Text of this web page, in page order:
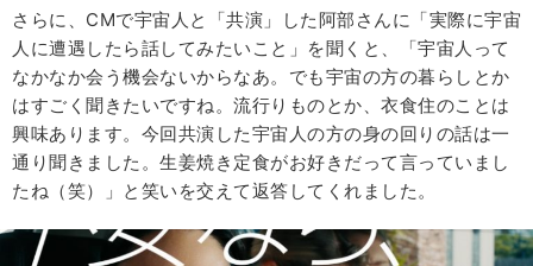
さらに、CMで宇宙人と「共演」した阿部さんに「実際に宇宙
人に遭遇したら話してみたいこと」を聞くと、「宇宙人って
なかなか会う機会ないからなあ。でも宇宙の方の暮らしとか
はすごく聞きたいですね。流行りものとか、衣食住のことは
興味あります。今回共演した宇宙人の方の身の回りの話は一
通り聞きました。生姜焼き定食がお好きだって言っていまし
たね（笑）」と笑いを交えて返答してくれました。